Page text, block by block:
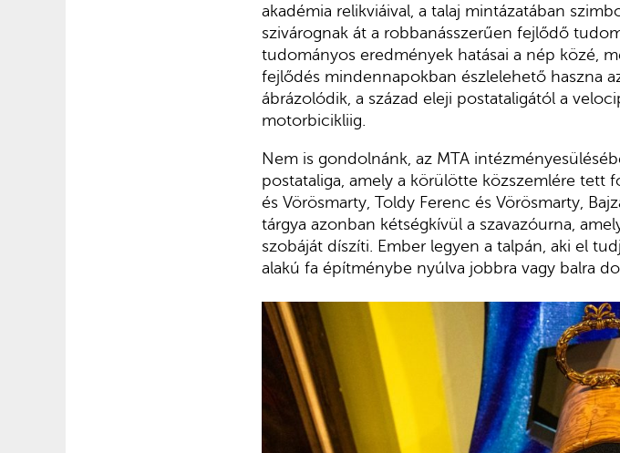
akadémia relikviáival, a talaj mintázatában
szivárognak át a robbanásszerűen fejlődő
tudományos eredmények hatásai a nép közé,
fejlődés mindennapokban észlelehető haszna
ábrázolódik, a század eleji postataligától a
motorbicikliig.
Nem is gondolnánk, az MTA
postataliga, amely a körülötte közszemlére tett
és Vörösmarty, Toldy Ferenc és Vörösmarty,
tárgya azonban kétségkívül a szavazóurna,
szobáját díszíti. Ember legyen a talpán, aki el
alakú fa építménybe nyúlva jobbra vagy balra